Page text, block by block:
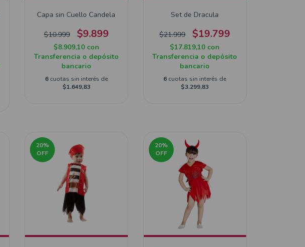
Capa sin Cuello Candela
$10.999 $9.899
$8.909,10 con
Transferencia o depósito
bancario
6 cuotas sin interés de
$1.649,83
Set de Dracula
$21.999 $19.799
$17.819,10 con
Transferencia o depósito
bancario
6 cuotas sin interés de
$3.299,83
20%
OFF
20%
OFF